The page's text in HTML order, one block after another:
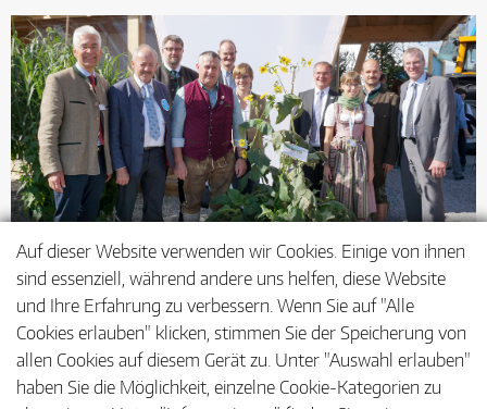
Teilnehmer des Landtechnikgesprächs auf dem
Bayerischen Zentral-Landwirtschaftsfest 2016
Auf dieser Website verwenden wir Cookies. Einige von ihnen
sind essenziell, während andere uns helfen, diese Website
und Ihre Erfahrung zu verbessern. Wenn Sie auf "Alle
Cookies erlauben" klicken, stimmen Sie der Speicherung von
allen Cookies auf diesem Gerät zu. Unter "Auswahl erlauben"
haben Sie die Möglichkeit, einzelne Cookie-Kategorien zu